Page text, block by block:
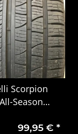
Scorpion
Season
99,95 €*